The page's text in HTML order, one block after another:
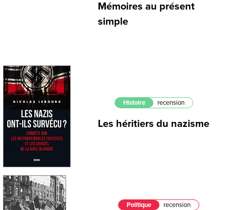
Mémoires au présent
simple
Histoire recension
Les héritiers du nazisme
Politique recension